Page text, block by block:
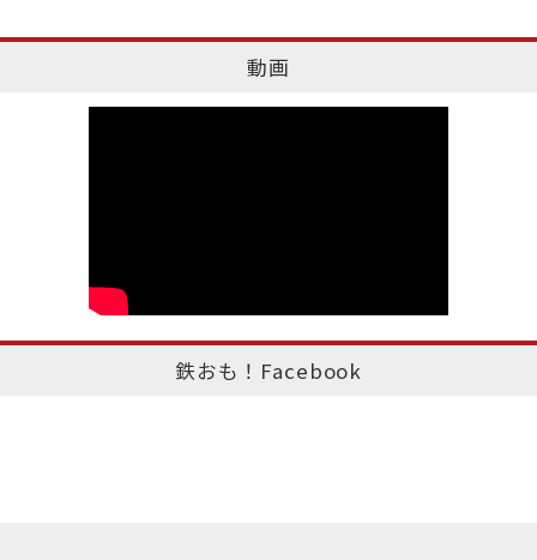
動画
鉄おも！Facebook